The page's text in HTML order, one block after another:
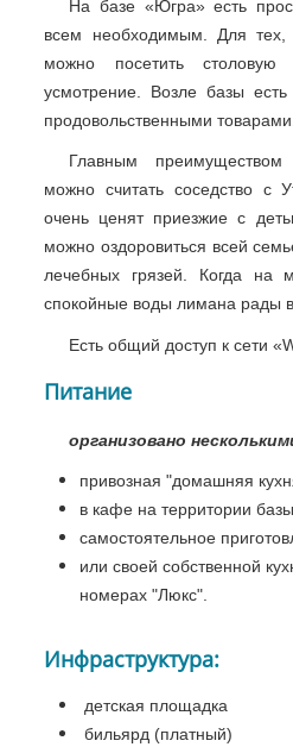
На базе «Югра» есть
всем необходимым. Для тех,
можно посетить
усмотрение. Возле базы
продовольственными товарами.
Главным
можно считать соседство с
очень ценят приезжие с
можно оздоровиться всей
лечебных грязей. Когда на
спокойные воды лимана рады
Есть общий доступ к сети
Питание
организовано
привозная "домашняя
в кафе на территории
самостоятельное
или своей собственной
номерах "Люкс".
Инфраструктура:
детская площадка
бильярд (платный)